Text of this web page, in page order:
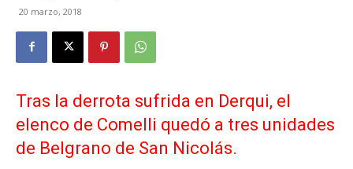
20 marzo, 2018
Tras la derrota sufrida en Derqui, el
elenco de Comelli quedó a tres unidades
de Belgrano de San Nicolás.